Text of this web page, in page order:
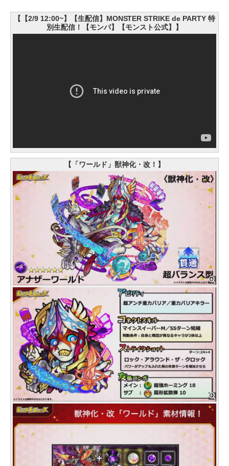
【【2/9 12:00~】【生配信】MONSTER STRIKE de PARTY 特
別生配信！【モンパ】【モンスト公式】】
【「ワールド」獣神化・改！】